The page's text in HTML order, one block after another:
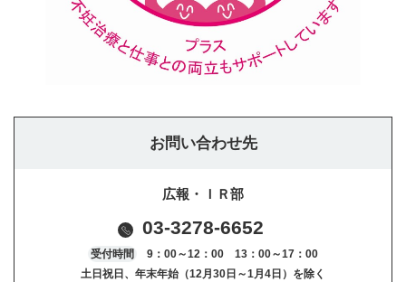
お問い合わせ先
広報・ＩＲ部
03-3278-6652
受付時間
9：00～12：00 13：00～17：00
土日祝日、年末年始（12月30日～1月4日）を除く